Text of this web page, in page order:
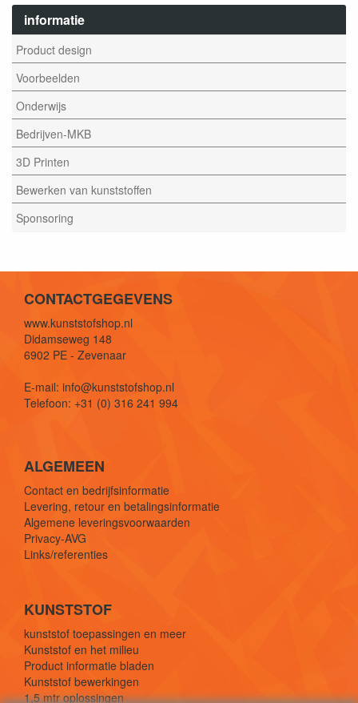
informatie
Product design
Voorbeelden
Onderwijs
Bedrijven-MKB
3D Printen
Bewerken van kunststoffen
Sponsoring
CONTACTGEGEVENS
www.kunststofshop.nl
Didamseweg 148
6902 PE - Zevenaar
E-mail: info@kunststofshop.nl
Telefoon: +31 (0) 316 241 994
ALGEMEEN
Contact en bedrijfsinformatie
Levering, retour en betalingsinformatie
Algemene leveringsvoorwaarden
Privacy-AVG
Links/referenties
KUNSTSTOF
kunststof toepassingen en meer
Kunststof en het milieu
Product informatie bladen
Kunststof bewerkingen
1,5 mtr oplossingen